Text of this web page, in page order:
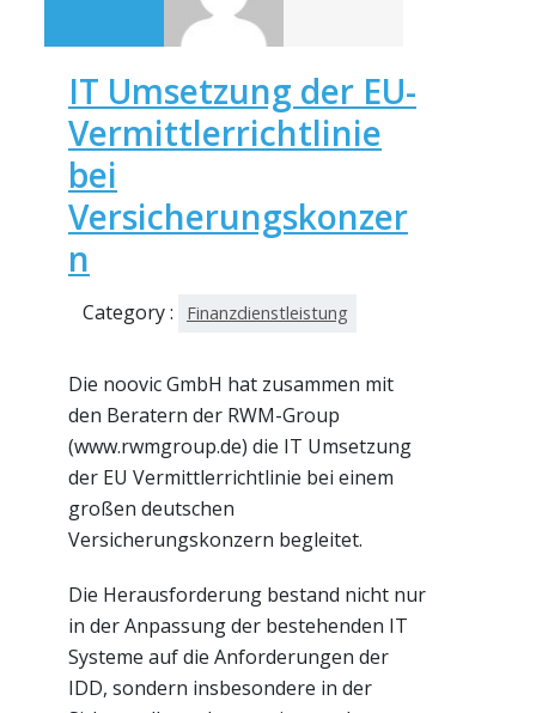
IT Umsetzung der EU-
Vermittlerrichtlinie
bei
Versicherungskonzer
n
Category : Finanzdienstleistung
Die noovic GmbH hat zusammen mit
den Beratern der RWM-Group
(www.rwmgroup.de) die IT Umsetzung
der EU Vermittlerrichtlinie bei einem
großen deutschen
Versicherungskonzern begleitet.
Die Herausforderung bestand nicht nur
in der Anpassung der bestehenden IT
Systeme auf die Anforderungen der
IDD, sondern insbesondere in der